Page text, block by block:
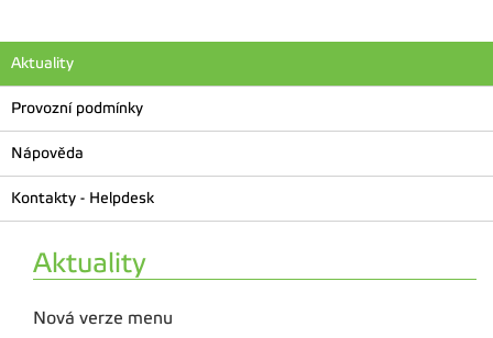
Aktuality
Provozní podmínky
Nápověda
Kontakty - Helpdesk
Aktuality
Nová verze menu